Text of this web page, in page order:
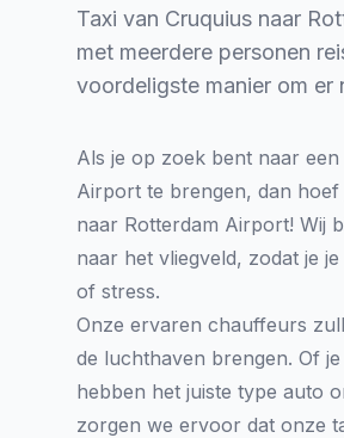
Taxi van Cruquius naar
met meerdere personen
voordeligste manier om er
Als je op zoek bent naar
Airport te brengen, dan
naar Rotterdam Airport! Wij
naar het vliegveld, zodat je
of stress.
Onze ervaren chauffeurs
de luchthaven brengen. Of
hebben het juiste type auto
zorgen we ervoor dat onze